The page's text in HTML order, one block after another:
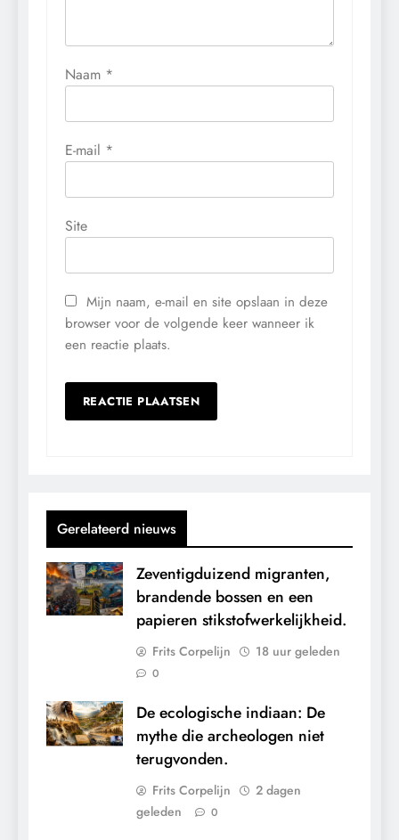
Naam *
E-mail *
Site
Mijn naam, e-mail en site opslaan in deze
browser voor de volgende keer wanneer ik
een reactie plaats.
Gerelateerd nieuws
Zeventigduizend migranten,
brandende bossen en een
papieren stikstofwerkelijkheid.
Frits Corpelijn 18 uur geleden
0
De ecologische indiaan: De
mythe die archeologen niet
terugvonden.
Frits Corpelijn
2 dagen
geleden
0